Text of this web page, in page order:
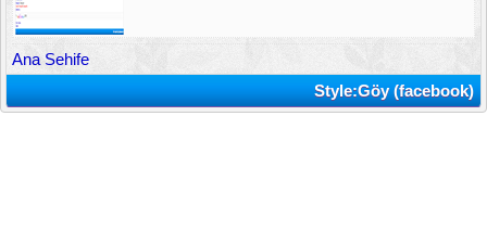
Ana Sehife
Style:Göy (facebook)